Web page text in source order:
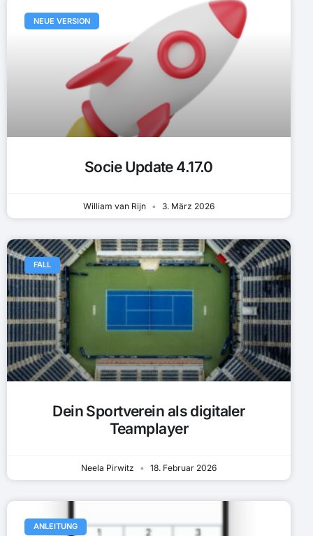
NEUE VERSION
Socie Update 4.17.0
William van Rijn 3. März 2026
FALL
Dein Sportverein als digitaler
Teamplayer
Neela Pirwitz 18. Februar 2026
ANLEITUNG